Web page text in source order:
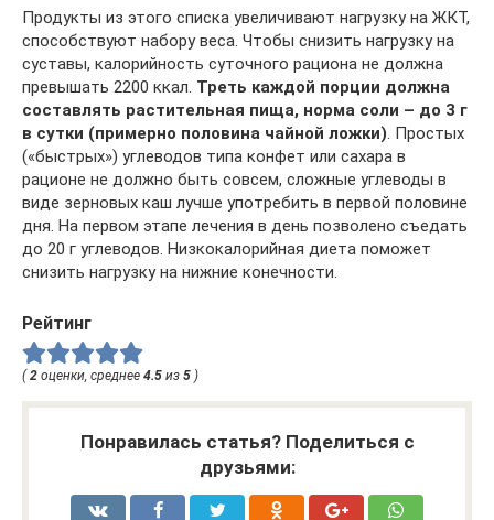
Продукты из этого списка увеличивают нагрузку на ЖКТ,
способствуют набору веса. Чтобы снизить нагрузку на
суставы, калорийность суточного рациона не должна
превышать 2200 ккал. Треть каждой порции должна
составлять растительная пища, норма соли – до 3 г
в сутки (примерно половина чайной ложки). Простых
(«быстрых») углеводов типа конфет или сахара в
рационе не должно быть совсем, сложные углеводы в
виде зерновых каш лучше употребить в первой половине
дня. На первом этапе лечения в день позволено съедать
до 20 г углеводов. Низкокалорийная диета поможет
снизить нагрузку на нижние конечности.
Рейтинг
( 2 оценки, среднее 4.5 из 5 )
Понравилась статья? Поделиться с
друзьями: